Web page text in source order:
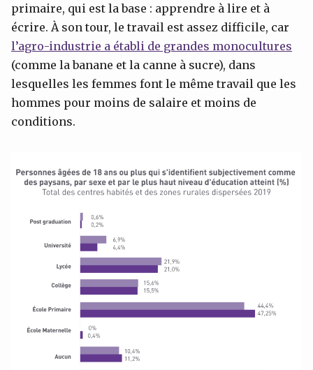
primaire, qui est la base : apprendre à lire et à
écrire. À son tour, le travail est assez difficile, car
l’agro-industrie a établi de grandes monocultures
(comme la banane et la canne à sucre), dans
lesquelles les femmes font le même travail que les
hommes pour moins de salaire et moins de
conditions.